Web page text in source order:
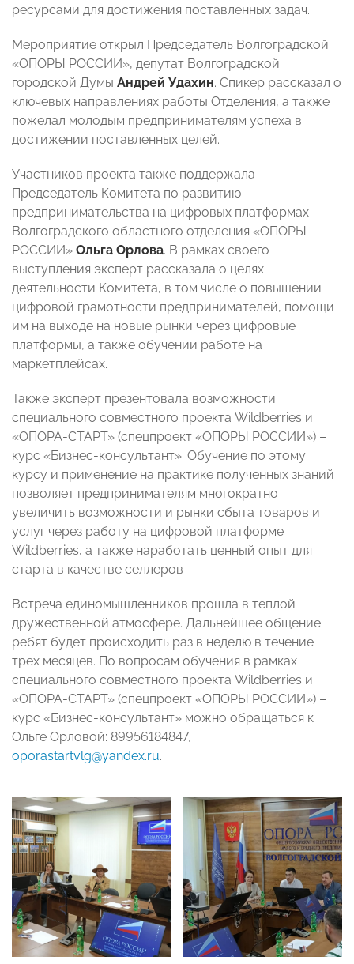
ресурсами для достижения поставленных задач.
Мероприятие открыл Председатель Волгоградской
«ОПОРЫ РОССИИ», депутат Волгоградской
городской Думы Андрей Удахин. Спикер рассказал о
ключевых направлениях работы Отделения, а также
пожелал молодым предпринимателям успеха в
достижении поставленных целей.
Участников проекта также поддержала
Председатель Комитета по развитию
предпринимательства на цифровых платформах
Волгоградского областного отделения «ОПОРЫ
РОССИИ» Ольга Орлова. В рамках своего
выступления эксперт рассказала о целях
деятельности Комитета, в том числе о повышении
цифровой грамотности предпринимателей, помощи
им на выходе на новые рынки через цифровые
платформы, а также обучении работе на
маркетплейсах.
Также эксперт презентовала возможности
специального совместного проекта Wildberries и
«ОПОРА-СТАРТ» (спецпроект «ОПОРЫ РОССИИ») –
курс «Бизнес-консультант». Обучение по этому
курсу и применение на практике полученных знаний
позволяет предпринимателям многократно
увеличить возможности и рынки сбыта товаров и
услуг через работу на цифровой платформе
Wildberries, а также наработать ценный опыт для
старта в качестве селлеров
Встреча единомышленников прошла в теплой
дружественной атмосфере. Дальнейшее общение
ребят будет происходить раз в неделю в течение
трех месяцев. По вопросам обучения в рамках
специального совместного проекта Wildberries и
«ОПОРА-СТАРТ» (спецпроект «ОПОРЫ РОССИИ») –
курс «Бизнес-консультант» можно обращаться к
Ольге Орловой: 89956184847,
oporastartvlg@yandex.ru.